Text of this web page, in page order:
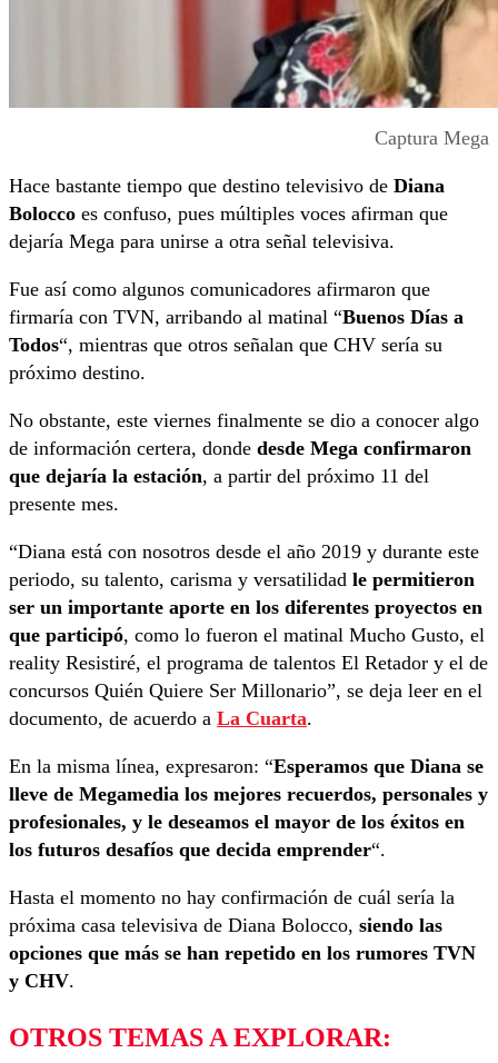
Captura Mega
Hace bastante tiempo que destino televisivo de Diana
Bolocco es confuso, pues múltiples voces afirman que
dejaría Mega para unirse a otra señal televisiva.
Fue así como algunos comunicadores afirmaron que
firmaría con TVN, arribando al matinal “Buenos Días a
Todos“, mientras que otros señalan que CHV sería su
próximo destino.
No obstante, este viernes finalmente se dio a conocer algo
de información certera, donde desde Mega confirmaron
que dejaría la estación, a partir del próximo 11 del
presente mes.
“Diana está con nosotros desde el año 2019 y durante este
periodo, su talento, carisma y versatilidad le permitieron
ser un importante aporte en los diferentes proyectos en
que participó, como lo fueron el matinal Mucho Gusto, el
reality Resistiré, el programa de talentos El Retador y el de
concursos Quién Quiere Ser Millonario”, se deja leer en el
documento, de acuerdo a La Cuarta.
En la misma línea, expresaron: “Esperamos que Diana se
lleve de Megamedia los mejores recuerdos, personales y
profesionales, y le deseamos el mayor de los éxitos en
los futuros desafíos que decida emprender“.
Hasta el momento no hay confirmación de cuál sería la
próxima casa televisiva de Diana Bolocco, siendo las
opciones que más se han repetido en los rumores TVN
y CHV.
OTROS TEMAS A EXPLORAR: